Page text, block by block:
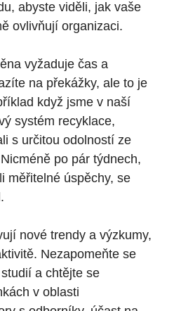
abyste viděli, jak vaše
ovlivňují organizaci.
vyžaduje čas a
na překážky, ale to je
když jsme v naší
systém recyklace,
s určitou odolností ze
po pár týdnech,
měřitelné úspěchy, se
nové trendy a výzkumy,
Nezapomeňte se
a chtějte se
v oblasti